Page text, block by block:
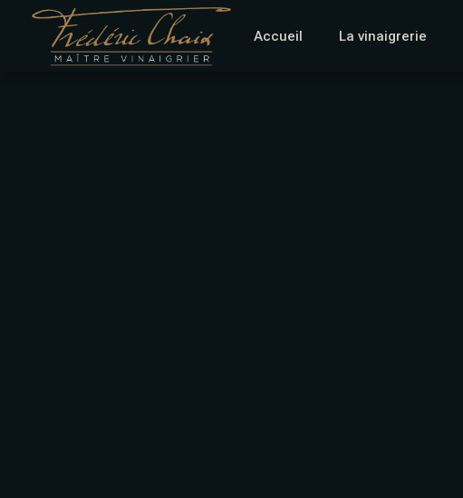
Accueil La vinaigrerie